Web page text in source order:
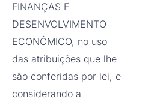
FINANÇAS E
DESENVOLVIMENTO
ECONÔMICO, no uso
das atribuições que lhe
são conferidas por lei, e
considerando a